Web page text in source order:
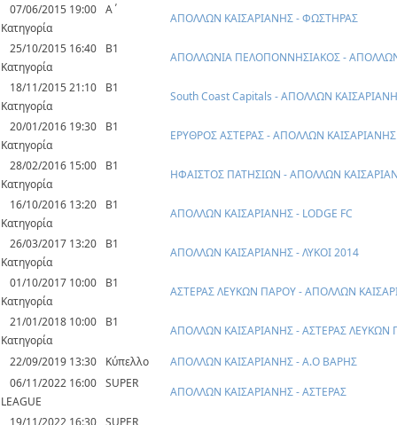
07/06/2015 19:00 Α΄
Κατηγορία
ΑΠΟΛΛΩΝ ΚΑΙΣΑΡΙΑΝΗΣ - ΦΩΣΤΗΡΑΣ
25/10/2015 16:40
Β1
Κατηγορία
ΑΠΟΛΛΩΝΙΑ ΠΕΛΟΠΟΝΝΗΣΙΑΚΟΣ -
18/11/2015 21:10
Β1
Κατηγορία
South Coast Capitals - ΑΠΟΛΛΩΝ
20/01/2016 19:30
Β1
Κατηγορία
ΕΡΥΘΡΟΣ ΑΣΤΕΡΑΣ - ΑΠΟΛΛΩΝ ΚΑΙΣΑΡΙΑΝΗΣ
28/02/2016 15:00
Β1
Κατηγορία
ΗΦΑΙΣΤΟΣ ΠΑΤΗΣΙΩΝ - ΑΠΟΛΛΩΝ
16/10/2016 13:20
Β1
Κατηγορία
ΑΠΟΛΛΩΝ ΚΑΙΣΑΡΙΑΝΗΣ - LODGE FC
26/03/2017 13:20
Β1
Κατηγορία
ΑΠΟΛΛΩΝ ΚΑΙΣΑΡΙΑΝΗΣ - ΛΥΚΟΙ 2014
01/10/2017 10:00
Β1
Κατηγορία
ΑΣΤΕΡΑΣ ΛΕΥΚΩΝ ΠΑΡΟΥ - ΑΠΟΛΛΩΝ
21/01/2018 10:00
Β1
Κατηγορία
ΑΠΟΛΛΩΝ ΚΑΙΣΑΡΙΑΝΗΣ - ΑΣΤΕΡΑΣ ΛΕΥΚΩΝ
22/09/2019 13:30 Κύπελλο
ΑΠΟΛΛΩΝ ΚΑΙΣΑΡΙΑΝΗΣ - Α.Ο ΒΑΡΗΣ
06/11/2022 16:00 SUPER
LEAGUE
ΑΠΟΛΛΩΝ ΚΑΙΣΑΡΙΑΝΗΣ - ΑΣΤΕΡΑΣ
19/11/2022 16:30 SUPER